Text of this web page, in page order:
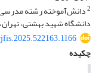
2دانش‌آموخته رشته مدرسی
دانشگاه شهید بهشتی،
چکیده